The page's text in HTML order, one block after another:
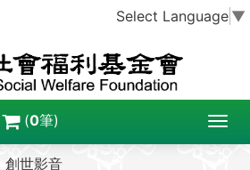
Select Language ▼
T
o
(0筆)
創世影音